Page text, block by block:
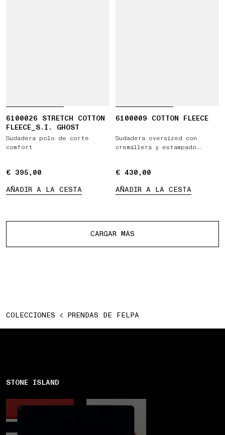
6100026 STRETCH COTTON
FLEECE_S.I. GHOST
Sudadera polo de corte
comfort
€ 395,00
€ 395,00
AÑADIR A LA CESTA
6100009 COTTON FLEECE
Sudadera oversized con
cremallera y estampado
€ 430,00
€ 430,00
AÑADIR A LA CESTA
CARGAR MÁS
COLECCIONES PRENDAS DE FELPA
STONE ISLAND